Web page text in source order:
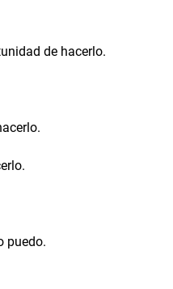
de hacerlo.
puedo.